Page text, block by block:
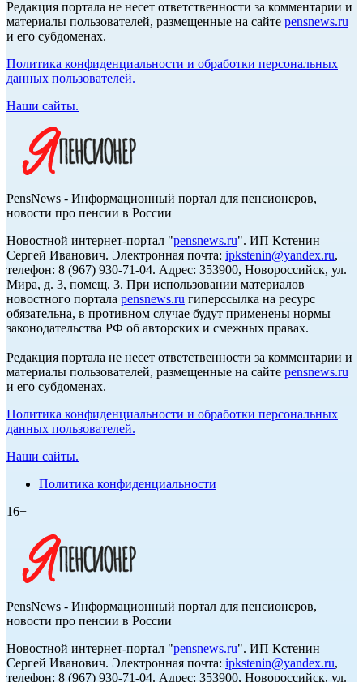
Редакция портала не несет ответственности за комментарии и
материалы пользователей, размещенные на сайте pensnews.ru
и его субдоменах.
Политика конфиденциальности и обработки персональных
данных пользователей.
Наши сайты.
PensNews - Информационный портал для пенсионеров,
новости про пенсии в России
Новостной интернет-портал "pensnews.ru". ИП Кстенин
Сергей Иванович. Электронная почта: ipkstenin@yandex.ru,
телефон: 8 (967) 930-71-04. Адрес: 353900, Новороссийск, ул.
Мира, д. 3, помещ. 3. При использовании материалов
новостного портала pensnews.ru гиперссылка на ресурс
обязательна, в противном случае будут применены нормы
законодательства РФ об авторских и смежных правах.
Редакция портала не несет ответственности за комментарии и
материалы пользователей, размещенные на сайте pensnews.ru
и его субдоменах.
Политика конфиденциальности и обработки персональных
данных пользователей.
Наши сайты.
Политика конфиденциальности
16+
PensNews - Информационный портал для пенсионеров,
новости про пенсии в России
Новостной интернет-портал "pensnews.ru". ИП Кстенин
Сергей Иванович. Электронная почта: ipkstenin@yandex.ru,
телефон: 8 (967) 930-71-04. Адрес: 353900, Новороссийск, ул.